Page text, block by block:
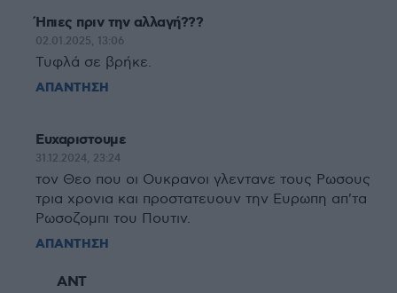
Ήπιες πριν την αλλαγή???
02.01.2025, 13:06
Τυφλά σε βρήκε.
ΑΠΑΝΤΗΣΗ
Ευχαριστουμε
31.12.2024, 23:24
τον Θεο που οι Ουκρανοι γλεντανε τους Ρωσους
τρια χρονια και προστατευουν την Ευρωπη απ'τα
Ρωσοζομπι του Πουτιν.
ΑΠΑΝΤΗΣΗ
ΑΝΤ